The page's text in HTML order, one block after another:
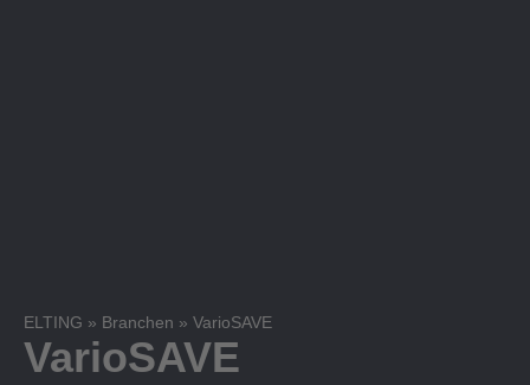
ELTING » Branchen » VarioSAVE
VarioSAVE